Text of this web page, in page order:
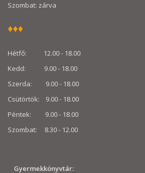
Szombat: zárva
♦♦♦
Hétfő: 12.00 - 18.00
Kedd: 9.00 - 18.00
Szerda: 9.00 - 18.00
Csütörtök: 9.00 - 18.00
Péntek: 9.00 - 18.00
Szombat: 8.30 - 12.00
Gyermekkönyvtár: